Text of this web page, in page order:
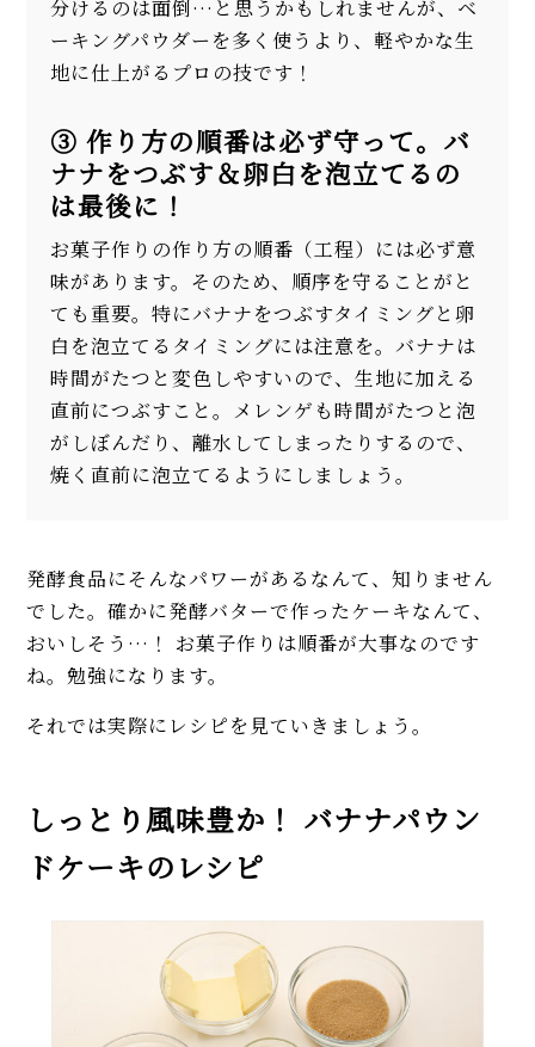
分けるのは面倒…と思うかもしれませんが、ベ
ーキングパウダーを多く使うより、軽やかな生
地に仕上がるプロの技です！
③ 作り方の順番は必ず守って。バ
ナナをつぶす＆卵白を泡立てるの
は最後に！
お菓子作りの作り方の順番（工程）には必ず意
味があります。そのため、順序を守ることがと
ても重要。特にバナナをつぶすタイミングと卵
白を泡立てるタイミングには注意を。バナナは
時間がたつと変色しやすいので、生地に加える
直前につぶすこと。メレンゲも時間がたつと泡
がしぼんだり、離水してしまったりするので、
焼く直前に泡立てるようにしましょう。
発酵食品にそんなパワーがあるなんて、知りません
でした。確かに発酵バターで作ったケーキなんて、
おいしそう…！ お菓子作りは順番が大事なのです
ね。勉強になります。
それでは実際にレシピを見ていきましょう。
しっとり風味豊か！ バナナパウン
ドケーキのレシピ